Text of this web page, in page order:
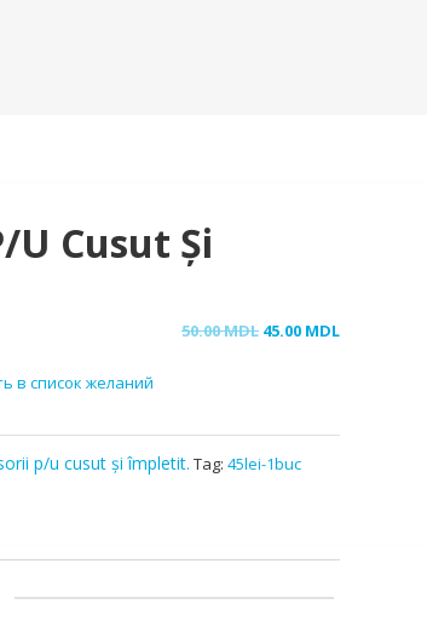
u Cusut Și
50.00MDL Original
45.00 MDLCurrent
в список желаний
p/u cusut și împletit. Tag: 45lei-1buc